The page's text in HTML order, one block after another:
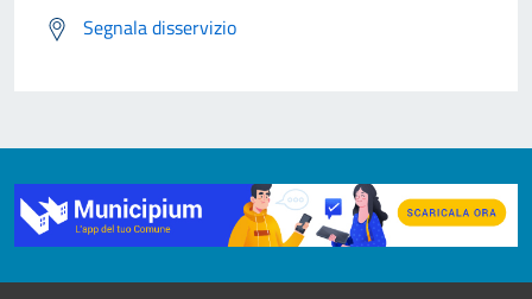
Segnala disservizio